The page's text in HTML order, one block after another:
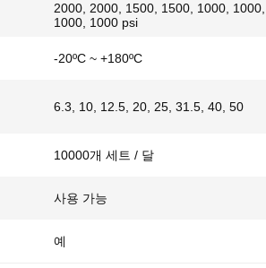
2000, 2000, 1500, 1500, 1000, 1000,
1000, 1000 psi
-20ºC ~ +180ºC
6.3, 10, 12.5, 20, 25, 31.5, 40, 50
10000개 세트 / 달
사용 가능
예